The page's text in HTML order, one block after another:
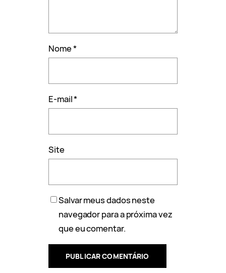
Nome*
E-mail*
Site
Salvar meus dados neste
navegador para a próxima vez
que eu comentar.